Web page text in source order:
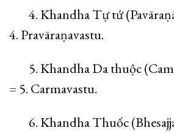
4. Khandha Tự tứ
4. Pravāraṇavastu.
5. Khandha Da thuộc
= 5. Carmavastu.
6. Khandha Thuốc